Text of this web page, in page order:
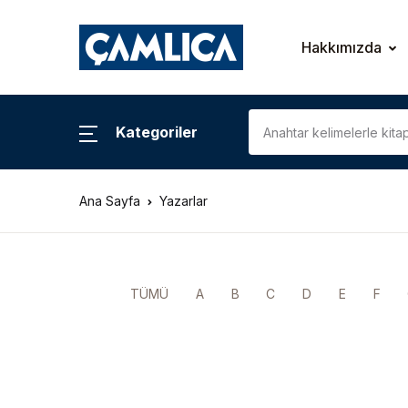
Hakkımızda
Kategoriler
Ana Sayfa Yazarlar
TÜMÜ A B C D E F